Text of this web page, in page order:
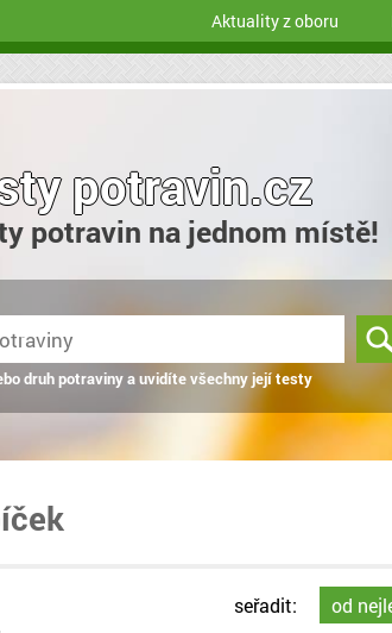
Aktuality z oboru
potravin.cz
potravin na jednom místě!
druh potraviny a uvidíte všechny její testy
seřadit: od